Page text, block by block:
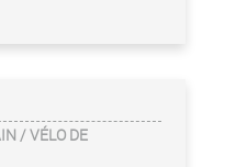
/ VÉLO DE